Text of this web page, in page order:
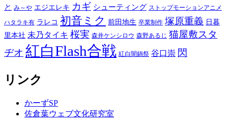
と み～や エジエレキ カギ シューティング ストップモーションアニメ
ハタラキ有 ラレコ 初音ミク 前田地生 卒業制作 塚原重義 日暮
里本社 未乃タイキ 桜実 森井ケンシロウ 森野あるじ 猫屋敷スタ
ヂオ 紅白Flash合戦 紅白闇鍋祭 谷口崇 閃
リンク
かーずSP
佐倉葉ウェブ文化研究室